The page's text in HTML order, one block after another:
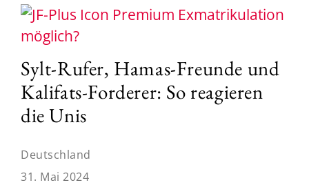
Exmatrikulation
möglich?
Sylt-Rufer, Hamas-Freunde und
Kalifats-Forderer: So reagieren
die Unis
Deutschland
31. Mai 2024